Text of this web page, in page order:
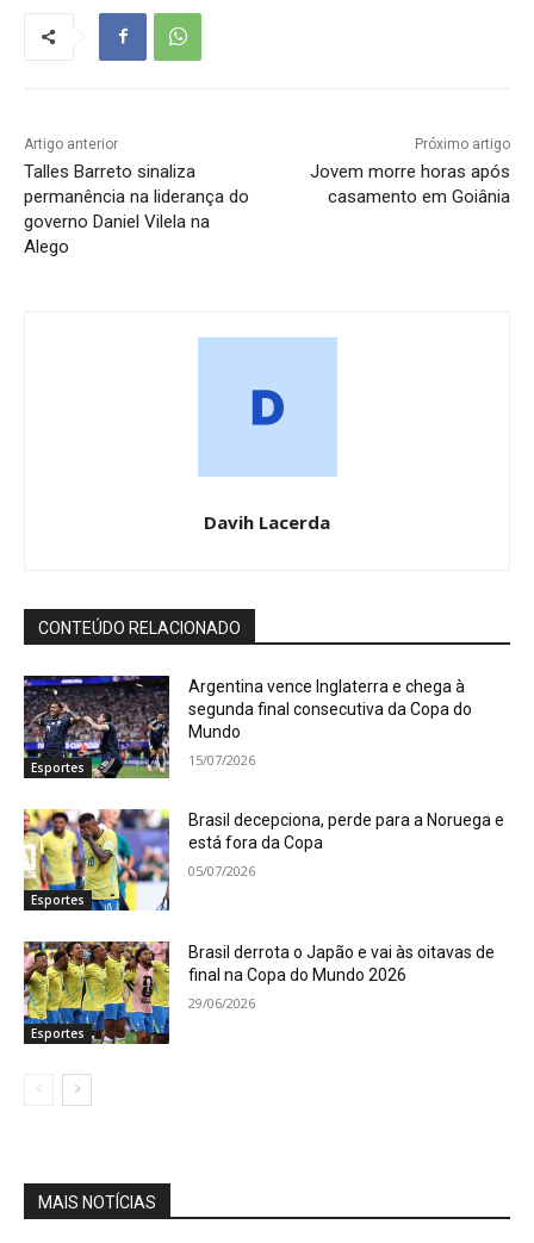
Artigo anterior
Talles Barreto sinaliza
permanência na liderança do
governo Daniel Vilela na
Alego
Próximo artigo
Jovem morre horas após
casamento em Goiânia
Davih Lacerda
CONTEÚDO RELACIONADO
Esportes
Argentina vence Inglaterra e chega à
segunda final consecutiva da Copa do
Mundo
15/07/2026
Esportes
Brasil decepciona, perde para a Noruega e
está fora da Copa
05/07/2026
Esportes
Brasil derrota o Japão e vai às oitavas de
final na Copa do Mundo 2026
29/06/2026
MAIS NOTÍCIAS